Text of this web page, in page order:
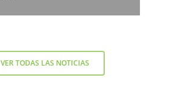
VER TODAS LAS NOTICIAS